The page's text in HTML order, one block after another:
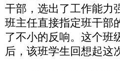
干部，选出了工作能力
班主任直接指定班干部
了不小的反响。这个班
后，该班学生回想起